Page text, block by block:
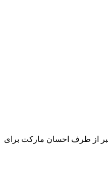
از طرف احسان مارکت برای